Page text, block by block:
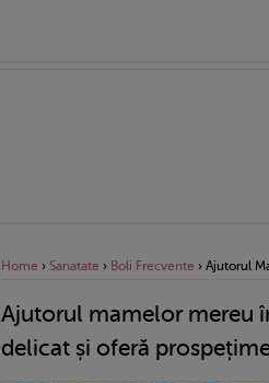
Home › Sanatate › Boli Frecvente › Ajutorul
Ajutorul mamelor mereu
delicat și oferă